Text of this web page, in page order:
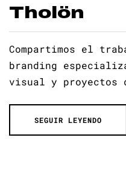
Tholön
Compartimos el
branding
visual y proyectos
SEGUIR LEYENDO